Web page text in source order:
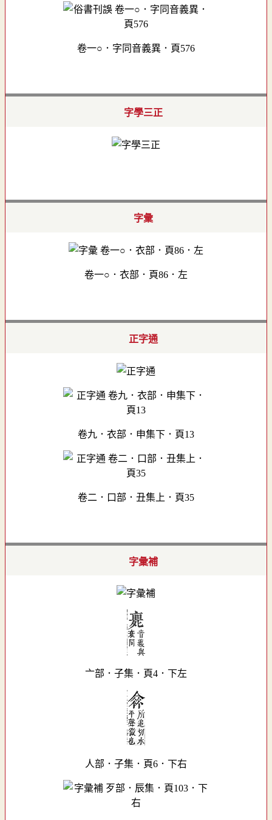
卷一○．字同音義異．頁576
字學三正
字彙
卷一○．衣部．頁86．左
正字通
卷九．衣部．申集下．頁13
卷二．口部．丑集上．頁35
字彙補
亠部．子集．頁4．下左
人部．子集．頁6．下右